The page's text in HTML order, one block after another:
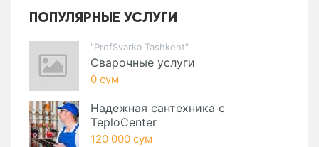
ПОПУЛЯРНЫЕ УСЛУГИ
"ProfSvarka Tashkent"
Сварочные услуги
0 сум
Надежная сантехника с
TeploCenter
120 000 сум